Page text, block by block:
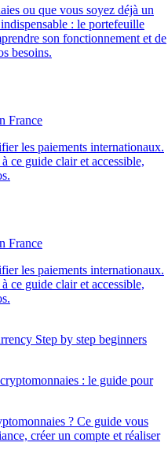
ou que vous soyez déjà un
: le portefeuille
son fonctionnement et de
besoins.
France
les paiements internationaux.
ce guide clair et accessible,
France
les paiements internationaux.
ce guide clair et accessible,
: le guide pour
? Ce guide vous
créer un compte et réaliser